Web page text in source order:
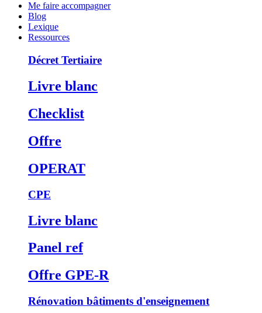
Me faire accompagner
Blog
Lexique
Ressources
Décret Tertiaire
Livre blanc
Checklist
Offre
OPERAT
CPE
Livre blanc
Panel ref
Offre GPE-R
Rénovation bâtiments d'enseignement